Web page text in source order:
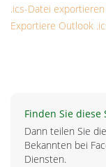
.ics-Datei exportieren
Exportiere Outlook
Finden Sie
Dann teilen Sie
Bekannten bei
Diensten.